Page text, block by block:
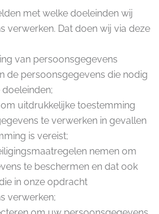
met welke doeleinden wij
verwerken. Dat doen wij via deze
van persoonsgegevens
de persoonsgegevens die nodig
uitdrukkelijke toestemming
te verwerken in gevallen
is vereist;
nemen om
te beschermen en dat ook
in onze opdracht
verwerken;